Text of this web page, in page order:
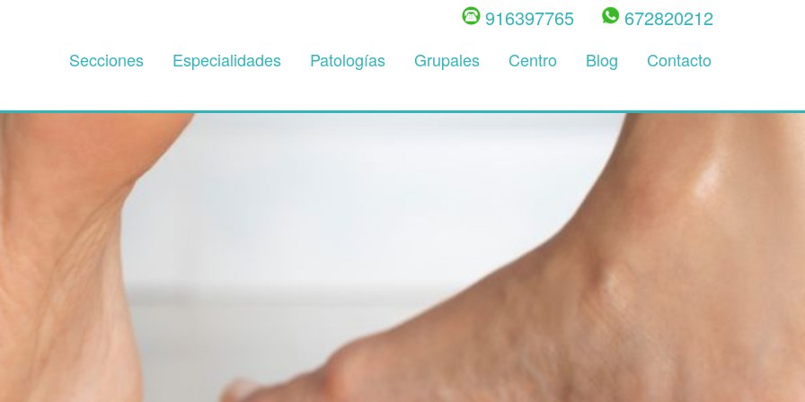
916397765 672820212
Secciones Especialidades Patologías Grupales Centro Blog Contacto